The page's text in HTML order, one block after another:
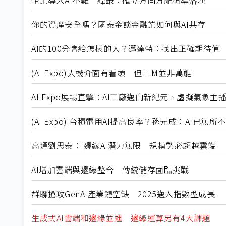
你的資產安全嗎？國泰金談金融業如何與AI共存
AI的100分會給怎樣的人？邁達特：找出正確期待值
(AI Expo)人機介面有看頭 但LLM並非萬能
AI Expo展場直擊：AI工廠邁向新紀元、虛擬氣象主
(AI Expo) 台積電用AI提高良率？孫元成：AI已無所
高通劉思泰： 邊緣AI潛力無限 規模勢必超越雲端
AI增加雲端與邊緣整合 傳統儲存面臨挑戰
群聯搶攻GenAI產業鏈空缺 2025邁入指數型成長
生成式AI雲端和邊緣並進 邊緣運算另有4大課題